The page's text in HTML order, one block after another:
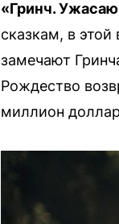
«Гринч.
сказкам, в
замечают
Рождество
миллион